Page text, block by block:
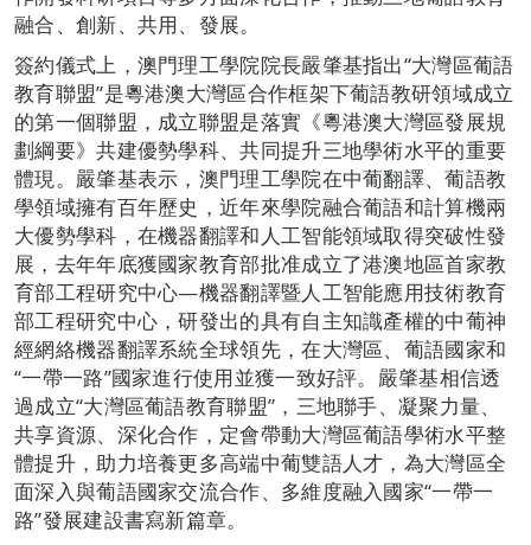
融合、創新、共用、發展。
簽約儀式上，澳門理工學院院長嚴肇基指出“大灣區葡語
教育聯盟”是粵港澳大灣區合作框架下葡語教研領域成立
的第一個聯盟，成立聯盟是落實《粵港澳大灣區發展規
劃綱要》共建優勢學科、共同提升三地學術水平的重要
體現。嚴肇基表示，澳門理工學院在中葡翻譯、葡語教
學領域擁有百年歷史，近年來學院融合葡語和計算機兩
大優勢學科，在機器翻譯和人工智能領域取得突破性發
展，去年年底獲國家教育部批准成立了港澳地區首家教
育部工程研究中心—機器翻譯暨人工智能應用技術教育
部工程研究中心，研發出的具有自主知識產權的中葡神
經網絡機器翻譯系統全球領先，在大灣區、葡語國家和
“一帶一路”國家進行使用並獲一致好評。嚴肇基相信透
過成立“大灣區葡語教育聯盟”，三地聯手、凝聚力量、
共享資源、深化合作，定會帶動大灣區葡語學術水平整
體提升，助力培養更多高端中葡雙語人才，為大灣區全
面深入與葡語國家交流合作、多維度融入國家“一帶一
路”發展建設書寫新篇章。